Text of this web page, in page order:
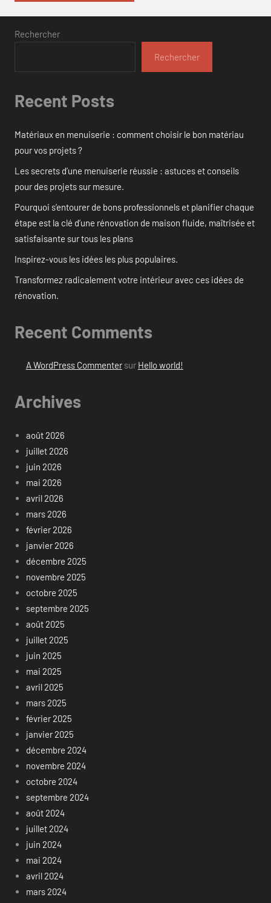
Rechercher
Rechercher
Recent Posts
Matériaux en menuiserie : comment choisir le bon matériau
pour vos projets ?
Les secrets d’une menuiserie réussie : astuces et conseils
pour des projets sur mesure.
Pourquoi s’entourer de bons professionnels et planifier chaque
étape est la clé d’une rénovation de maison fluide, maîtrisée et
satisfaisante sur tous les plans
Inspirez-vous les idées les plus populaires.
Transformez radicalement votre intérieur avec ces idées de
rénovation.
Recent Comments
A WordPress Commentersur Hello world!
Archives
août 2026
juillet 2026
juin 2026
mai 2026
avril 2026
mars 2026
février 2026
janvier 2026
décembre 2025
novembre 2025
octobre 2025
septembre 2025
août 2025
juillet 2025
juin 2025
mai 2025
avril 2025
mars 2025
février 2025
janvier 2025
décembre 2024
novembre 2024
octobre 2024
septembre 2024
août 2024
juillet 2024
juin 2024
mai 2024
avril 2024
mars 2024